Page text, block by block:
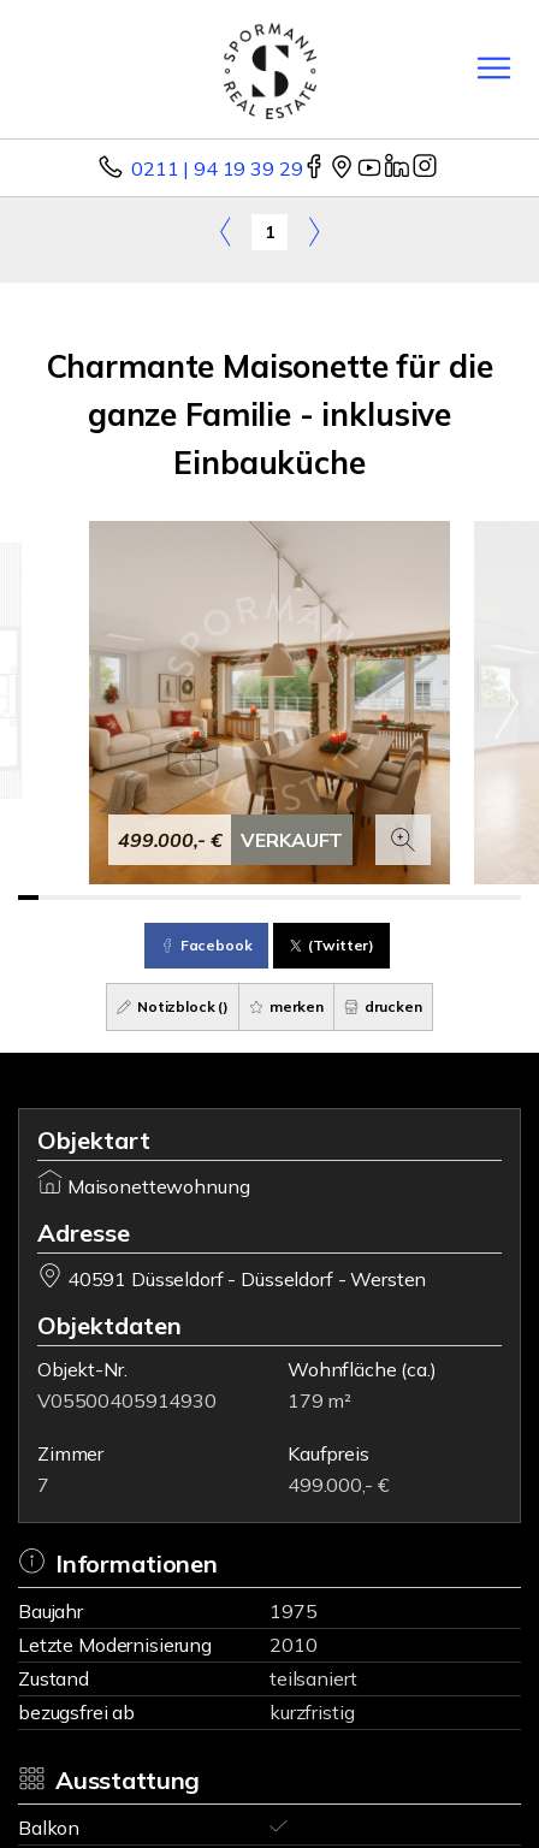
0211 | 94 19 39 29
1
Charmante Maisonette für die
ganze Familie - inklusive
Einbauküche
499.000,- € VERKAUFT
Facebook (Twitter)
Notizblock () merken drucken
Objektart
Maisonettewohnung
Adresse
40591 Düsseldorf - Düsseldorf - Wersten
Objektdaten
Objekt-Nr.
V05500405914930
Wohnfläche (ca.)
179 m²
Zimmer
7
Kaufpreis
499.000,- €
Informationen
Baujahr
1975
Letzte Modernisierung
2010
Zustand
teilsaniert
bezugsfrei ab
kurzfristig
Ausstattung
Balkon